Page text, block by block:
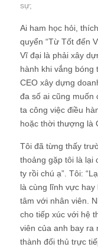
sự;
Ai ham học hỏi,
quyển “Từ Tốt đến
Vĩ đại là phải xây
hành khi vắng bóng
CEO xây dựng
đa số ai cũng
ta công việc điều
hoặc thời thượng là
Tôi đã từng thấy
thoảng gặp tôi là lại
ty rồi chú ạ”. Tôi:
là cùng lĩnh vực hay
tâm với nhân viên.
cho tiếp xúc với hệ
viên của anh bay
thành đối thủ trực